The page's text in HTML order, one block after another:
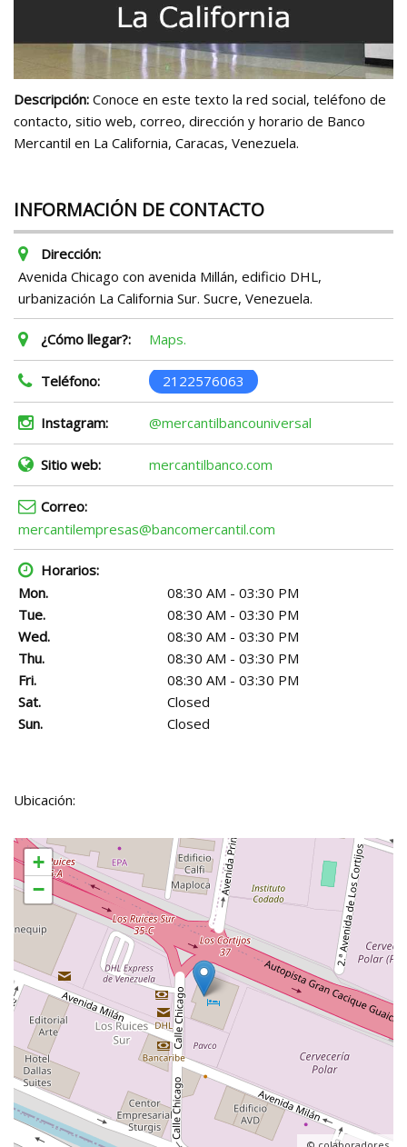
Descripción: Conoce en este texto la red social, teléfono de
contacto, sitio web, correo, dirección y horario de Banco
Mercantil en La California, Caracas, Venezuela.
INFORMACIÓN DE CONTACTO
Dirección:
Avenida Chicago con avenida Millán, edificio DHL,
urbanización La California Sur. Sucre, Venezuela.
¿Cómo llegar?: Maps.
Teléfono: 2122576063
Instagram: @mercantilbancouniversal
Sitio web: mercantilbanco.com
Correo:
mercantilempresas@bancomercantil.com
Horarios:
Mon.
08:30 AM - 03:30 PM
Tue.
08:30 AM - 03:30 PM
Wed.
08:30 AM - 03:30 PM
Thu.
08:30 AM - 03:30 PM
Fri.
08:30 AM - 03:30 PM
Sat.
Closed
Sun.
Closed
Ubicación:
+
−